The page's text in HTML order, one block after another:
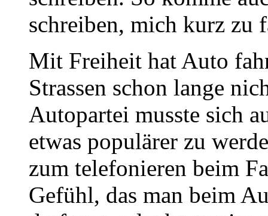
schreiben, mich kurz zu
Mit Freiheit hat Auto
Strassen schon lange
Autopartei musste sich
etwas populärer zu
zum telefonieren beim
Gefühl, das man beim